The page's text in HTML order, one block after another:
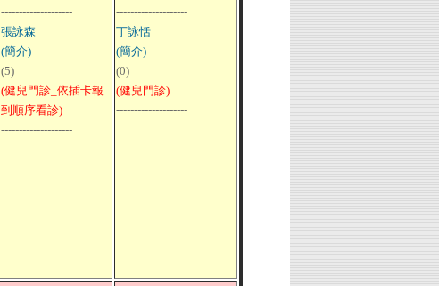
--------------------
張詠森
(簡介)
(5)
(健兒門診_依插卡報
到順序看診)
--------------------
--------------------
丁詠恬
(簡介)
(0)
(健兒門診)
--------------------